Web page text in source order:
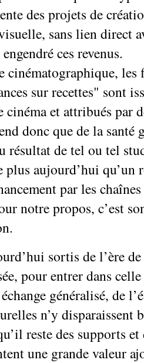
des projets de
sans lien direct
ces revenus.
cinématographique, les
sur recettes" sont
cinéma et attribués par
donc que de la santé
résultat de tel ou tel
plus aujourd’hui qu’un
par les
notre propos, c’est
sortis de l’ère
pour entrer dans
généralisé, de
n’y disparaissent
reste des supports et
une grande valeur